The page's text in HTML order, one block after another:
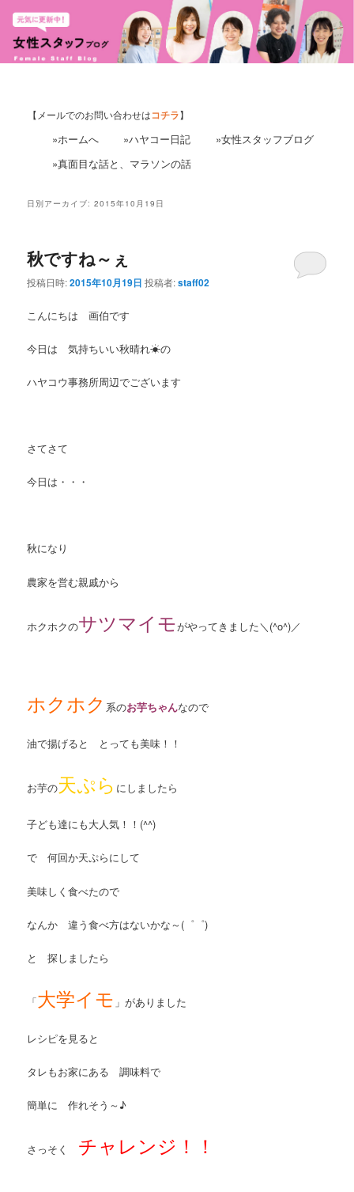
【メールでのお問い合わせはコチラ】
»ホームへ »ハヤコー日記
»女性スタッフブログ
»真面目な話と、マラソンの話
日別アーカイブ:2015年10月19日
秋ですね～ぇ
投稿日時:2015年10月19日 投稿者:staff02
こんにちは 画伯です
今日は 気持ちいい秋晴れ☀の
ハヤコウ事務所周辺でございます
さてさて
今日は・・・
秋になり
農家を営む親戚から
ホクホクのサツマイモがやってきました＼(^o^)／
ホクホク 系のお芋ちゃんなので
油で揚げると とっても美味！！
お芋の天ぷら にしましたら
子ども達にも大人気！！(^^)
で 何回か天ぷらにして
美味しく食べたので
なんか 違う食べ方はないかな～(゜゜)
と 探しましたら
「大学イモ 」がありました
レシピを見ると
タレもお家にある 調味料で
簡単に 作れそう～♪
さっそく チャレンジ！！